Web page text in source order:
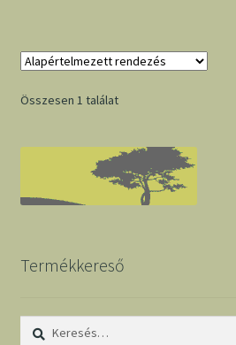
Összesen 1 találat
Termékkereső
Keresés: